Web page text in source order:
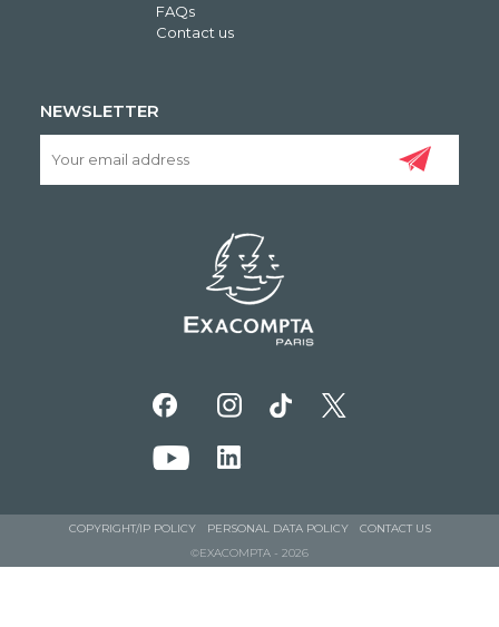
FAQs
Contact us
NEWSLETTER
©EXACOMPTA - 2026
COPYRIGHT/IP POLICY PERSONAL DATA POLICY CONTACT US